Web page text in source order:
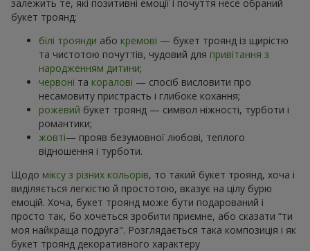
залежить те, які позитивні емоції і почуття несе обраний
букет троянд:
білі троянди або кремові — букет троянд із щирістю
та чистотою почуттів, чудовий для привітання з
народженням дитини;
червоні та коралові — спосіб висловити про
несамовиту пристрасть і глибоке кохання;
рожевий букет троянд — символ ніжності, турботи і
романтики;
жовті— прояв безумовної любові, теплого
відношення і турботи.
Щодо міксу з різних кольорів, то такий букет троянд, хоча і
виділяється легкістю й простотою, вказує на цілу бурю
емоцій. Хоча, букет троянд може бути подарований і
просто так, бо хочеться зробити приємне, або сказати “ти
моя найкраща подруга". Розглядається така композиція і як
букет троянд декоративного характеру